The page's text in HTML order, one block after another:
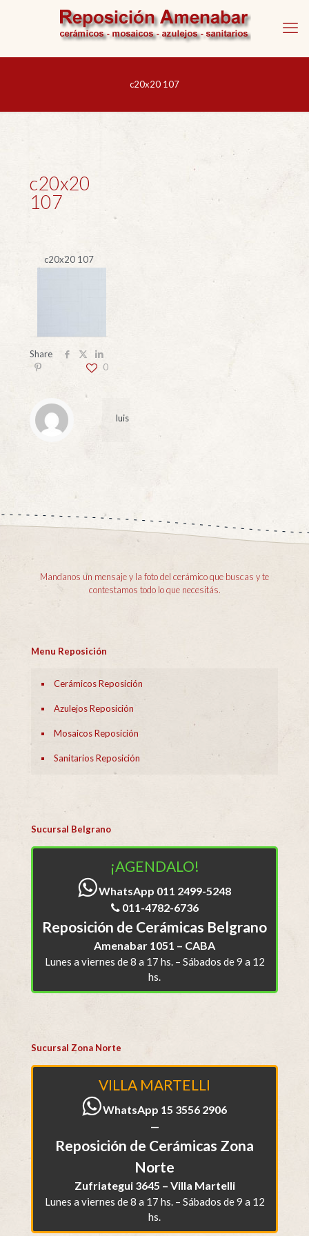
c20x20 107
c20x20
107
c20x20 107
Share
0
luis
Mandanos un mensaje y la foto del cerámico que buscas y te
contestamos todo lo que necesitás.
Menu Reposición
Cerámicos Reposición
Azulejos Reposición
Mosaicos Reposición
Sanitarios Reposición
Sucursal Belgrano
¡AGENDALO!
WhatsApp 011 2499-5248
011-4782-6736
Reposición de Cerámicas Belgrano
Amenabar 1051 – CABA
Lunes a viernes de 8 a 17 hs. – Sábados de 9 a 12
hs.
Sucursal Zona Norte
VILLA MARTELLI
WhatsApp 15 3556 2906
—
Reposición de Cerámicas Zona
Norte
Zufriategui 3645 – Villa Martelli
Lunes a viernes de 8 a 17 hs. – Sábados de 9 a 12
hs.